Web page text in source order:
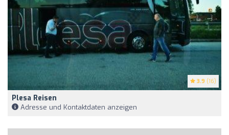
3.9 (16)
Plesa Reisen
Adresse und Kontaktdaten anzeigen